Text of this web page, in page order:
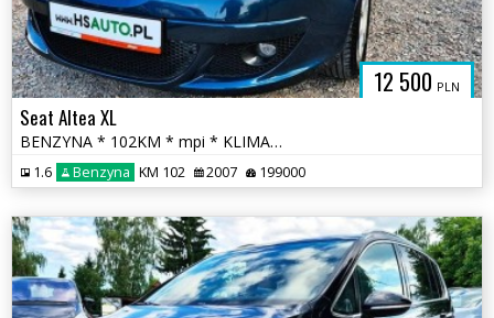
12 500 PLN
Seat Altea XL
BENZYNA * 102KM * mpi * KLIMATYZACJA * super * okazja * polecamy
1.6 Benzyna KM 102 2007 199000